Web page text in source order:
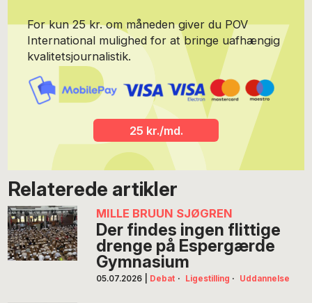
For kun 25 kr. om måneden giver du POV
International mulighed for at bringe uafhængig
kvalitetsjournalistik.
25 kr./md.
Relaterede artikler
MILLE BRUUN SJØGREN
Der findes ingen flittige
drenge på Espergærde
Gymnasium
05.07.2026 Debat · Ligestilling · Uddannelse